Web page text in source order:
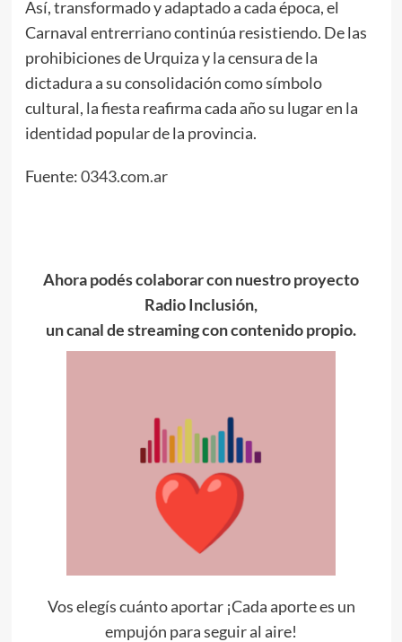
Así, transformado y adaptado a cada época, el
Carnaval entrerriano continúa resistiendo. De las
prohibiciones de Urquiza y la censura de la
dictadura a su consolidación como símbolo
cultural, la fiesta reafirma cada año su lugar en la
identidad popular de la provincia.
Fuente:0343.com.ar
Ahora podés colaborar con nuestro proyecto
Radio Inclusión,
un canal de streaming con contenido propio.
Vos elegís cuánto aportar ¡Cada aporte es un
empujón para seguir al aire!